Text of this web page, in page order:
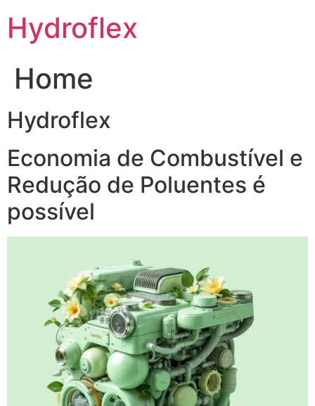
para
Hydroflex
Home
Hydroflex
Economia de Combustível e
Redução de Poluentes é
possível